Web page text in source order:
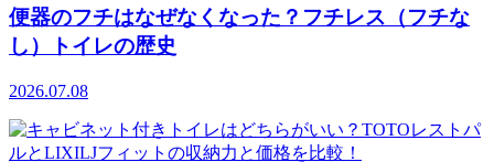
便器のフチはなぜなくなった？フチレス（フチな
し）トイレの歴史
2026.07.08